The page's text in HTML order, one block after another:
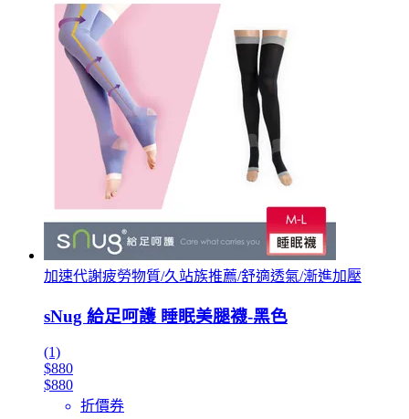
加速代謝疲勞物質/久站族推薦/舒適透氣/漸進加壓
sNug 給足呵護 睡眠美腿襪-黑色
(1)
$880
$880
折價券